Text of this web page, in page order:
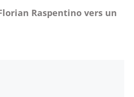
Raspentino vers un